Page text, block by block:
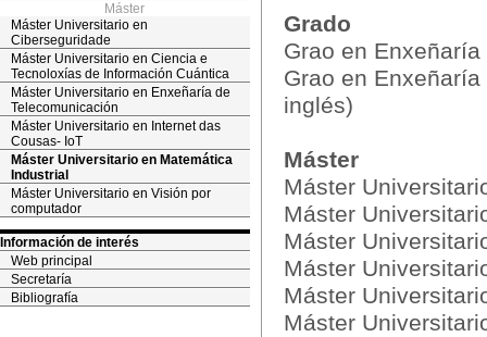
Máster
Máster Universitario en
Ciberseguridade
Máster Universitario en Ciencia e
Tecnoloxías de Información Cuántica
Máster Universitario en Enxeñaría de
Telecomunicación
Máster Universitario en Internet das
Cousas- IoT
Máster Universitario en Matemática
Industrial
Máster Universitario en Visión por
computador
Información de interés
Web principal
Secretaría
Bibliografía
Grado
Grao en
Grao en
inglés)
Máster
Máster
Máster
Máster
Máster
Máster
Máster